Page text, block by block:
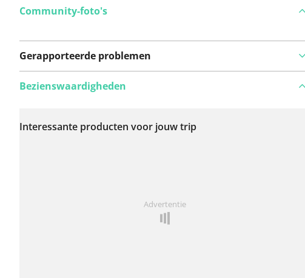
Community-foto's
Gerapporteerde problemen
problemen op deze
Bezienswaardigheden
Interessante producten voor jouw trip
Advertentie